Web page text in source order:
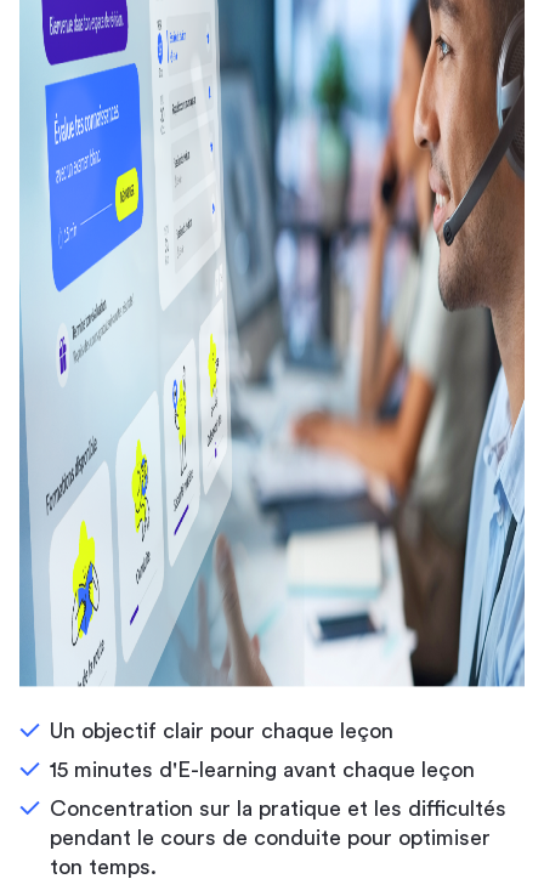
Un objectif clair pour chaque leçon
15 minutes d'E-learning avant chaque leçon
Concentration sur la pratique et les difficultés
pendant le cours de conduite pour optimiser
ton temps.